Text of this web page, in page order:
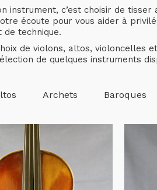
instrument, c’est choisir de
écoute pour vous aider à
de technique.
de violons, altos, violoncelles
de quelques instruments
Archets Baroques